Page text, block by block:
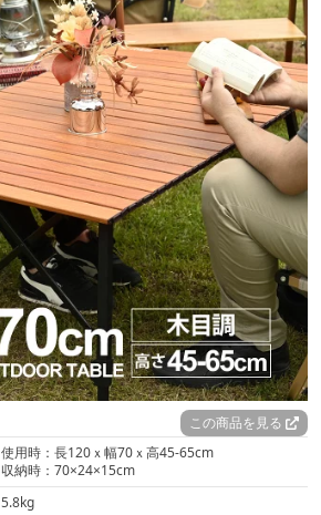
この商品を見る
使用時：長120ｘ幅70ｘ高45-65cm
収納時：70×24×15cm
5.8kg